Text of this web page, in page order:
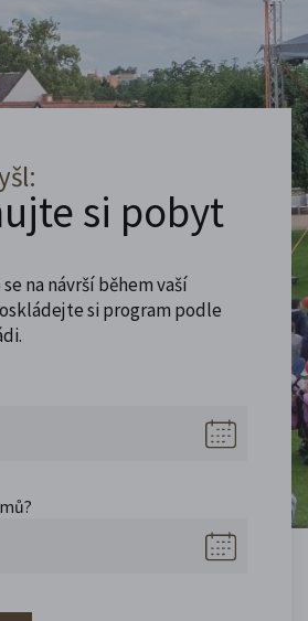
si pobyt
na návrší během vaší
si program podle